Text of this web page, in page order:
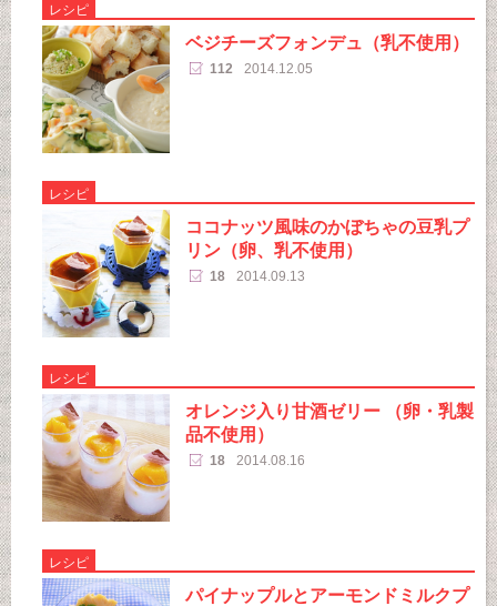
レシピ
ベジチーズフォンデュ（乳不使用）
112 2014.12.05
レシピ
ココナッツ風味のかぼちゃの豆乳プ
リン（卵、乳不使用）
18 2014.09.13
レシピ
オレンジ入り甘酒ゼリー （卵・乳製
品不使用）
18 2014.08.16
レシピ
パイナップルとアーモンドミルクプ